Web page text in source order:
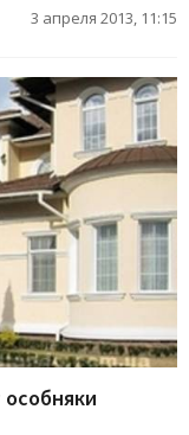
3 апреля 2013, 11:15